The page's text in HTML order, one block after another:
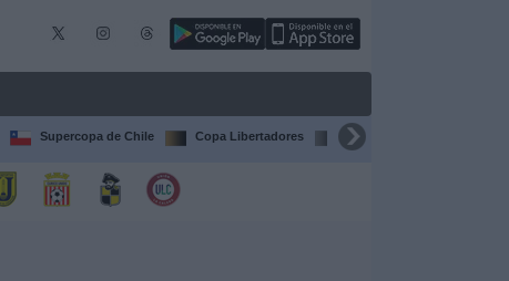
Supercopa de Chile Copa Libertadores Copa Sudamericana